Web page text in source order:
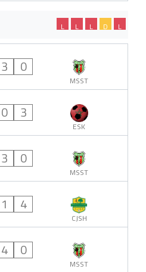
L
D
L
L
L
3 0
MSST
0 3
ESK
3 0
MSST
1 4
CJSH
4 0
MSST